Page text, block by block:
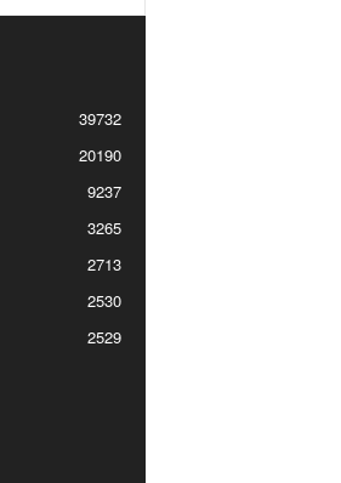
39732
20190
9237
3265
2713
2530
2529